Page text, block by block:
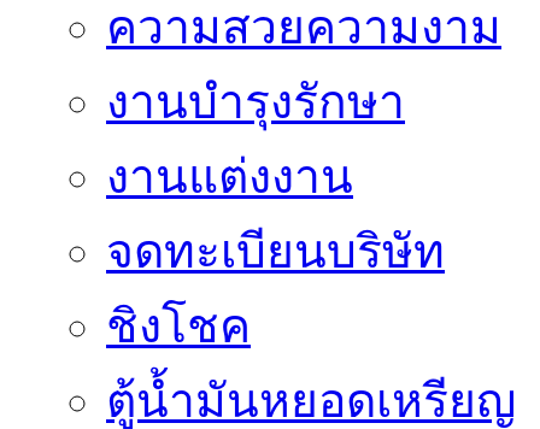
ความสวยความงาม
งานบำรุงรักษา
งานแต่งงาน
จดทะเบียนบริษัท
ชิงโชค
ตู้น้ำมันหยอดเหรียญ